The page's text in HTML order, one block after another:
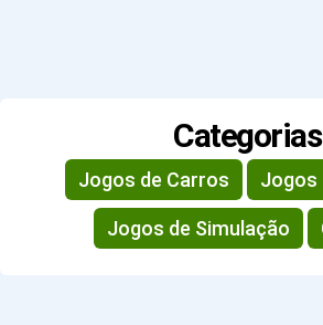
Categorias
Jogos de Carros Jogos
Jogos de Simulação